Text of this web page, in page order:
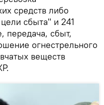
средств либо
сбыта" и 241
передача, сбыт,
огнестрельного
веществ